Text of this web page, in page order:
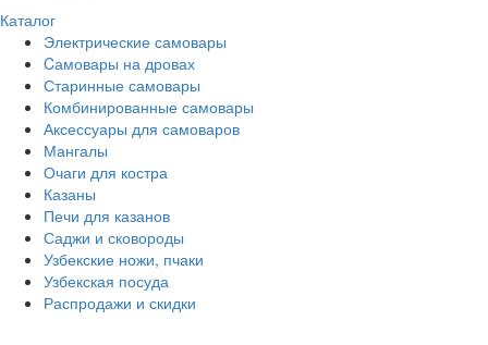
Каталог
Электрические самовары
Cамовары на дровах
Старинные самовары
Комбинированные самовары
Аксессуары для самоваров
Мангалы
Очаги для костра
Казаны
Печи для казанов
Саджи и сковороды
Узбекские ножи, пчаки
Узбекская посуда
Распродажи и скидки